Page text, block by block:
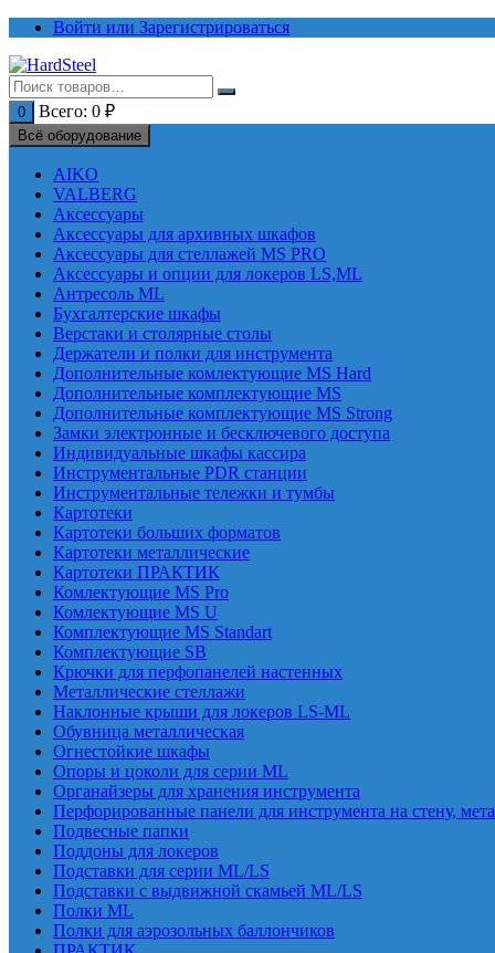
Перейти
содержимому
Войти или Зарегистрироваться
0 Всего: 0 ₽
Всё оборудование
AIKO
VALBERG
Аксессуары
Аксессуары для архивных шкафов
Аксессуары для стеллажей MS PRO
Аксессуары и опции для локеров LS,ML
Антресоль ML
Бухгалтерские шкафы
Верстаки и столярные столы
Держатели и полки для инструмента
Дополнительные комлектующие MS Hard
Дополнительные комплектующие MS
Дополнительные комплектующие MS Strong
Замки электронные и бесключевого доступа
Индивидуальные шкафы кассира
Инструментальные PDR станции
Инструментальные тележки и тумбы
Картотеки
Картотеки больших форматов
Картотеки металлические
Картотеки ПРАКТИК
Комлектующие MS Pro
Комлектующие MS U
Комплектующие MS Standart
Комплектующие SB
Крючки для перфопанелей настенных
Металлические стеллажи
Наклонные крыши для локеров LS-ML
Обувница металлическая
Огнестойкие шкафы
Опоры и цоколи для серии ML
Органайзеры для хранения инструмента
Перфорированные панели для инструмента на стену,
Подвесные папки
Поддоны для локеров
Подставки для серии ML/LS
Подставки с выдвижной скамьей ML/LS
Полки ML
Полки для аэрозольных баллончиков